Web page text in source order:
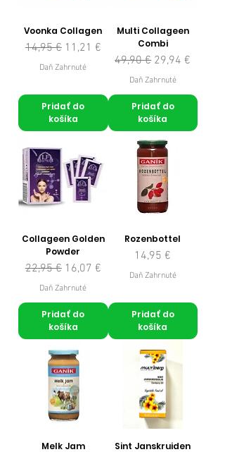
Voonka Collagen
Normálna cena
14,95 € Zľavnená cena
11,21 €
Daň Zahrnuté
Pridať do
košíka
Multi Collageen
Combi
Normálna cena
49,90 € Zľavnená cena
29,94 €
Daň Zahrnuté
Pridať do
košíka
Collageen Golden
Powder
Normálna cena
22,95 € Zľavnená cena
16,07 €
Daň Zahrnuté
Pridať do
košíka
Rozenbottel
Cena
14,95 €
Daň Zahrnuté
Pridať do
košíka
Melk Jam Sint Janskruiden